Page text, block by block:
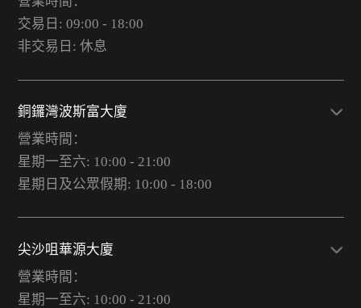
交易日: 09:00 - 18:00
非交易日: 休息
銅鑼灣波斯富大廈
營業時間：
星期一至六: 10:00 - 21:00
星期日及公眾假期: 10:00 - 18:00
尖沙咀華源大廈
營業時間：
星期一至六: 10:00 - 21:00